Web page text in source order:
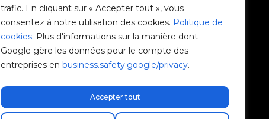
trafic. En cliquant sur « Accepter tout », vous
consentez à notre utilisation des cookies. Politique de
cookies. Plus d'informations sur la manière dont
Google gère les données pour le compte des
entreprises en business.safety.google/privacy.
Accepter tout
V2C Cloud
V2C Payments
Blog
V2C Affiliate Program